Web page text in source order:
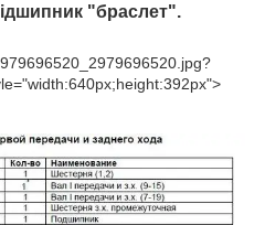
"браслет".